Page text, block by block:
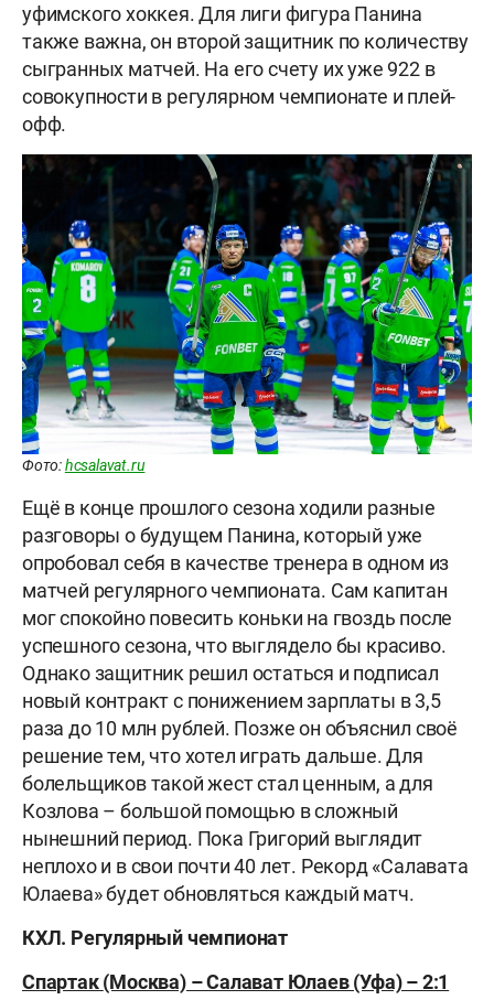
уфимского хоккея. Для лиги фигура Панина
также важна, он второй защитник по количеству
сыгранных матчей. На его счету их уже 922 в
совокупности в регулярном чемпионате и плей-
офф.
Фото:hcsalavat.ru
Ещё в конце прошлого сезона ходили разные
разговоры о будущем Панина, который уже
опробовал себя в качестве тренера в одном из
матчей регулярного чемпионата. Сам капитан
мог спокойно повесить коньки на гвоздь после
успешного сезона, что выглядело бы красиво.
Однако защитник решил остаться и подписал
новый контракт с понижением зарплаты в 3,5
раза до 10 млн рублей. Позже он объяснил своё
решение тем, что хотел играть дальше. Для
болельщиков такой жест стал ценным, а для
Козлова – большой помощью в сложный
нынешний период. Пока Григорий выглядит
неплохо и в свои почти 40 лет. Рекорд «Салавата
Юлаева» будет обновляться каждый матч.
КХЛ. Регулярный чемпионат
Спартак(Москва) – Салават Юлаев (Уфа) – 2:1